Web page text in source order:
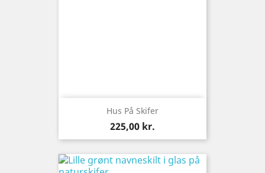
Hus På Skifer
Pris
225,00 kr.